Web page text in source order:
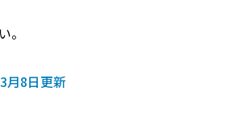
。
月8日更新